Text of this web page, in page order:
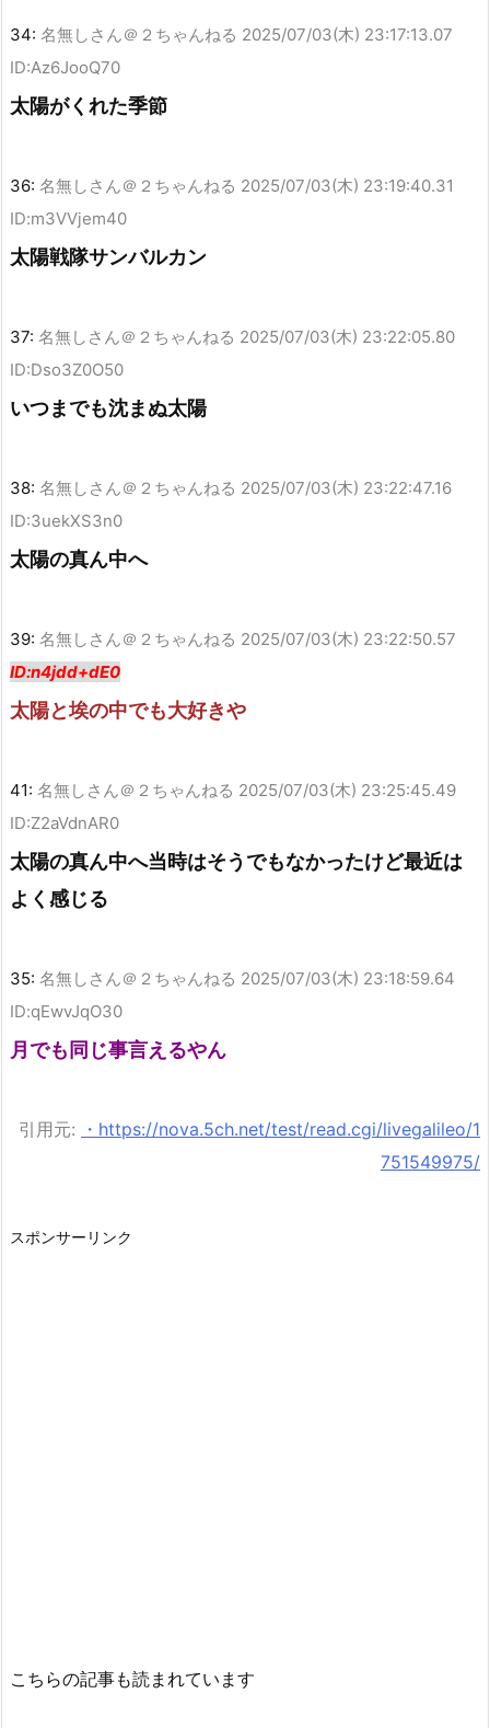
34: 名無しさん＠２ちゃんねる 2025/07/03(木) 23:17:13.07
ID:Az6JooQ70
太陽がくれた季節
36: 名無しさん＠２ちゃんねる 2025/07/03(木) 23:19:40.31
ID:m3VVjem40
太陽戦隊サンバルカン
37: 名無しさん＠２ちゃんねる 2025/07/03(木) 23:22:05.80
ID:Dso3Z0O50
いつまでも沈まぬ太陽
38: 名無しさん＠２ちゃんねる 2025/07/03(木) 23:22:47.16
ID:3uekXS3n0
太陽の真ん中へ
39: 名無しさん＠２ちゃんねる 2025/07/03(木) 23:22:50.57
ID:n4jdd+dE0
太陽と埃の中でも大好きや
41: 名無しさん＠２ちゃんねる 2025/07/03(木) 23:25:45.49
ID:Z2aVdnAR0
太陽の真ん中へ当時はそうでもなかったけど最近は
よく感じる
35: 名無しさん＠２ちゃんねる 2025/07/03(木) 23:18:59.64
ID:qEwvJqO30
月でも同じ事言えるやん
引用元:
・https://nova.5ch.net/test/read.cgi/livegalileo/1
751549975/
スポンサーリンク
こちらの記事も読まれています